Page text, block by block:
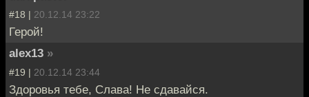
#18 | 20.12.14 23:22
Герой!
alex13 »
#19 | 20.12.14 23:44
Здоровья тебе, Слава! Не сдавайся.